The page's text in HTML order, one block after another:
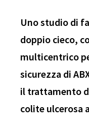
Uno studio di
doppio cieco,
multicentrico
sicurezza di
il trattamento
colite ulcerosa